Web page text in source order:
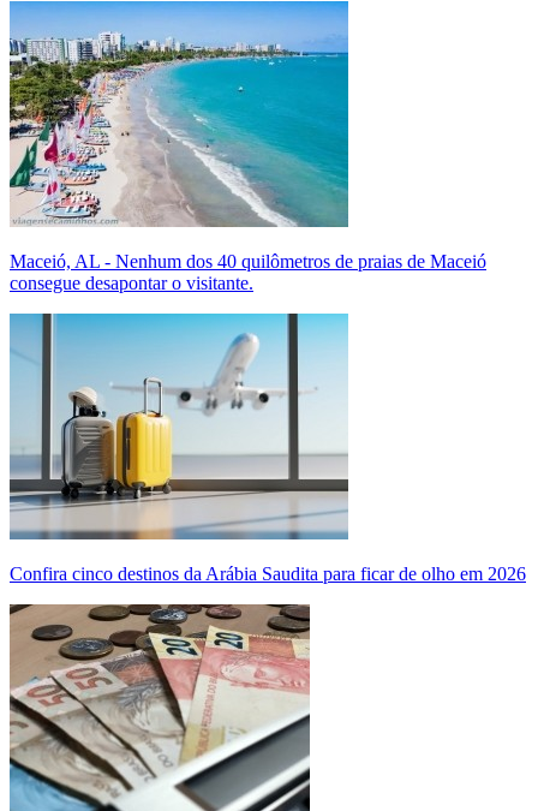
Maceió, AL - Nenhum dos 40 quilômetros de praias de Maceió
consegue desapontar o visitante.
Confira cinco destinos da Arábia Saudita para ficar de olho em 2026